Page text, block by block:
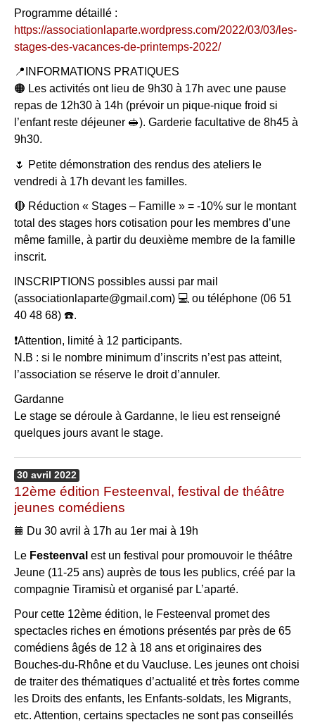
Programme détaillé :
https://associationlaparte.wordpress.com/2022/03/03/les-
stages-des-vacances-de-printemps-2022/
📍INFORMATIONS PRATIQUES
🟠 Les activités ont lieu de 9h30 à 17h avec une pause
repas de 12h30 à 14h (prévoir un pique-nique froid si
l’enfant reste déjeuner 🥪). Garderie facultative de 8h45 à
9h30.
🌷 Petite démonstration des rendus des ateliers le
vendredi à 17h devant les familles.
🔴 Réduction « Stages – Famille » = -10% sur le montant
total des stages hors cotisation pour les membres d’une
même famille, à partir du deuxième membre de la famille
inscrit.
INSCRIPTIONS possibles aussi par mail
(associationlaparte@gmail.com) 💻 ou téléphone (06 51
40 48 68) ☎️.
❗️Attention, limité à 12 participants.
N.B : si le nombre minimum d’inscrits n’est pas atteint,
l’association se réserve le droit d’annuler.
Gardanne
Le stage se déroule à Gardanne, le lieu est renseigné
quelques jours avant le stage.
30 avril 2022
12ème édition Festeenval, festival de théâtre
jeunes comédiens
Du 30 avril à 17h au 1er mai à 19h
Le Festeenval est un festival pour promouvoir le théâtre
Jeune (11-25 ans) auprès de tous les publics, créé par la
compagnie Tiramisù et organisé par L’aparté.
Pour cette 12ème édition, le Festeenval promet des
spectacles riches en émotions présentés par près de 65
comédiens âgés de 12 à 18 ans et originaires des
Bouches-du-Rhône et du Vaucluse. Les jeunes ont choisi
de traiter des thématiques d’actualité et très fortes comme
les Droits des enfants, les Enfants-soldats, les Migrants,
etc. Attention, certains spectacles ne sont pas conseillés